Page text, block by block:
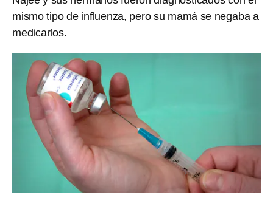
mismo tipo de influenza, pero su mamá se negaba a
medicarlos.